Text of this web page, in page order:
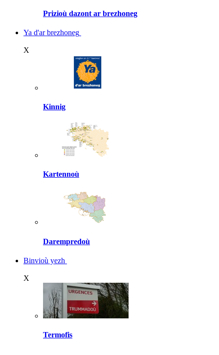
Prizioù dazont ar brezhoneg
Ya d'ar brezhoneg
X
Kinnig
Kartennoù
Darempredoù
Binvioù yezh
X
Termofis